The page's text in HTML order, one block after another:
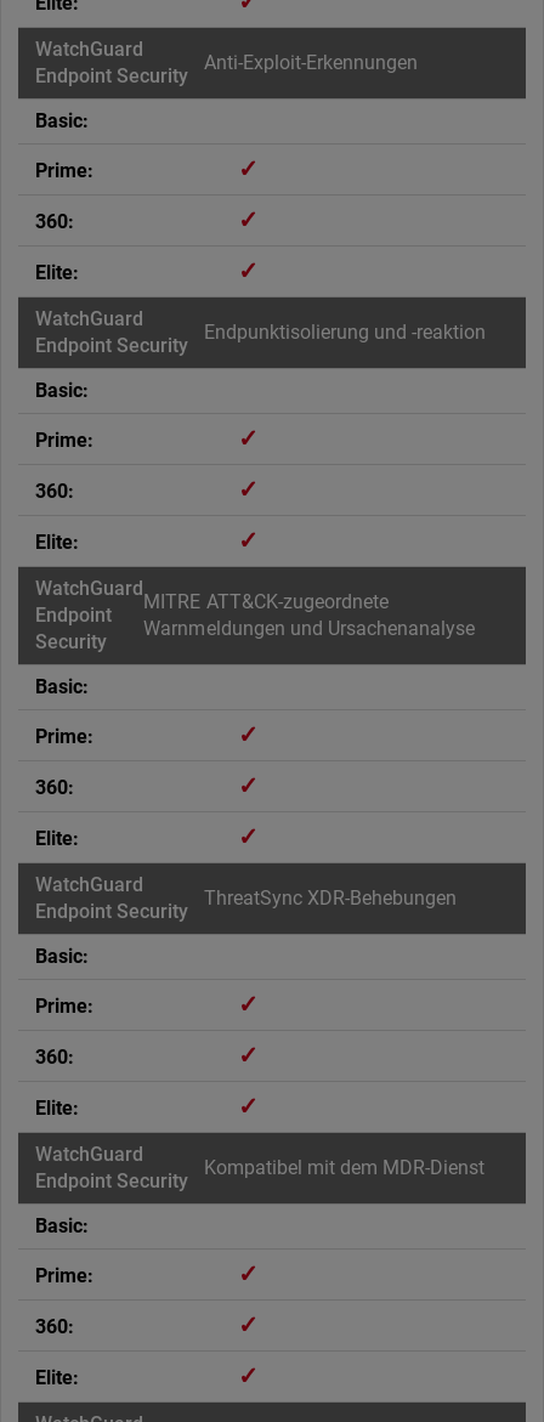
Anti-Exploit-Erkennungen
✓
✓
✓
Endpunktisolierung und -reaktion
✓
✓
✓
MITRE ATT&CK-zugeordnete
Warnmeldungen und Ursachenanalyse
✓
✓
✓
ThreatSync XDR-Behebungen
✓
✓
✓
Kompatibel mit dem MDR-Dienst
✓
✓
✓